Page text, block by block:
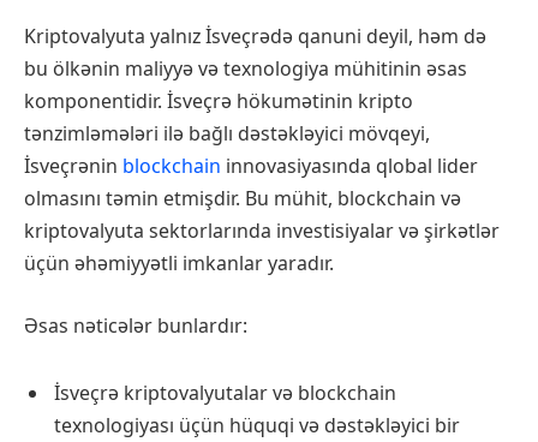
Kriptovalyuta yalnız İsveçrədə qanuni deyil, həm də
bu ölkənin maliyyə və texnologiya mühitinin əsas
komponentidir. İsveçrə hökumətinin kripto
tənzimləmələri ilə bağlı dəstəkləyici mövqeyi,
İsveçrənin blockchain innovasiyasında qlobal lider
olmasını təmin etmişdir. Bu mühit, blockchain və
kriptovalyuta sektorlarında investisiyalar və şirkətlər
üçün əhəmiyyətli imkanlar yaradır.
Əsas nəticələr bunlardır:
İsveçrə kriptovalyutalar və blockchain
texnologiyası üçün hüquqi və dəstəkləyici bir